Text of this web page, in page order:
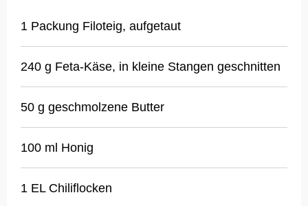
1 Packung Filoteig, aufgetaut
240 g Feta-Käse, in kleine Stangen geschnitten
50 g geschmolzene Butter
100 ml Honig
1 EL Chiliflocken